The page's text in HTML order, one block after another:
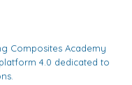
Composites Academy
4.0 dedicated to